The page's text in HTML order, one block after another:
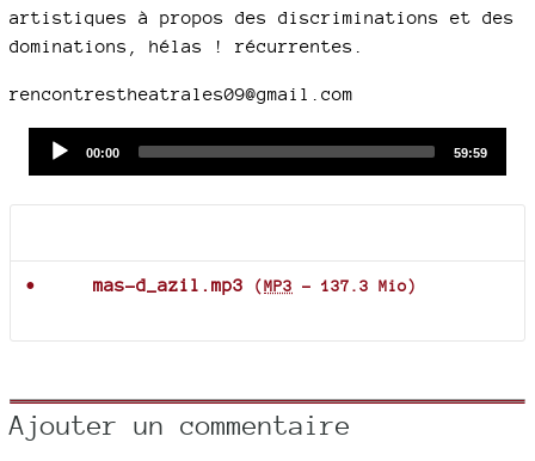
artistiques à propos des discriminations et des
dominations, hélas ! récurrentes.
rencontrestheatrales09@gmail.com
Current
00:00
Total
59:59
mas-d_azil.mp3 (MP3 - 137.3 Mio)
Ajouter un commentaire